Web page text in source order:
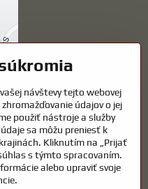
návštevy tejto webovej
údajov o jej
použiť nástroje a služby
sa môžu preniesť k
Kliknutím na „Prijať
s týmto spracovaním.
alebo upraviť svoje